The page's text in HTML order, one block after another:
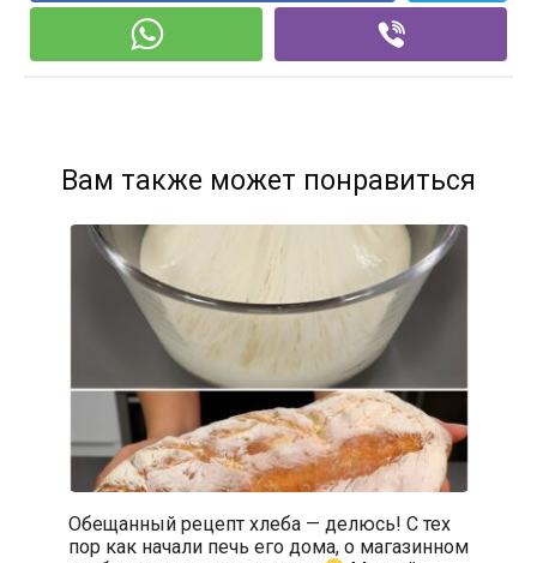
Вам также может понравиться
Обещанный рецепт хлеба — делюсь! С тех
пор как начали печь его дома, о магазинном